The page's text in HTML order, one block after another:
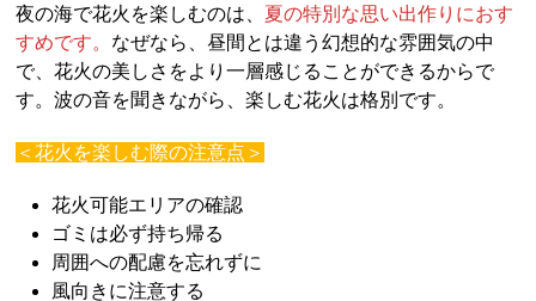
夜の海で花火を楽しむのは、 夏の特別な思い出作りにおす
すめです。 なぜなら、昼間とは違う幻想的な雰囲気の中
で、花火の美しさをより一層感じることができるからで
す。波の音を聞きながら、楽しむ花火は格別です。
＜花火を楽しむ際の注意点＞
花火可能エリアの確認
ゴミは必ず持ち帰る
周囲への配慮を忘れずに
風向きに注意する